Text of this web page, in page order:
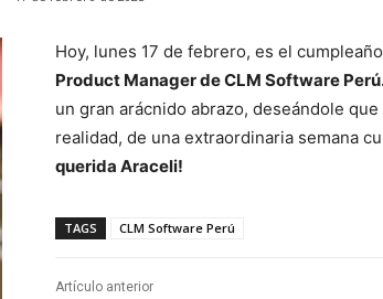
Hoy, lunes 17 de febrero, es el
Product Manager de CLM Software
un gran arácnido abrazo, deseándole
realidad, de una extraordinaria semana
querida Araceli!
TAGS CLM Software Perú
Artículo anterior